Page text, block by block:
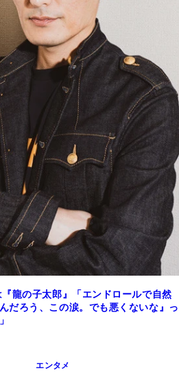
龍の子太郎』「エンドロールで自然
だろう、この涙。でも悪くないな』っ
エンタメ